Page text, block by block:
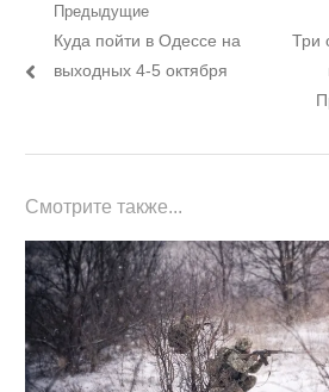
Навигация
по
Предыдущие
Предыдущий
пост:
Куда пойти в Одессе на
выходных 4-5 октября
Три
Смотрите также...